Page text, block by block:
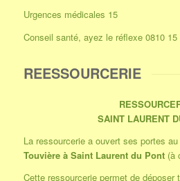
Urgences médicales 15
Conseil santé, ayez le réflexe 0810 15
REESSOURCERIE
SAINT LAURENT
La ressourcerie a ouvert ses portes au
Touvière à Saint Laurent du Pont(à
Cette ressourcerie permet de déposer